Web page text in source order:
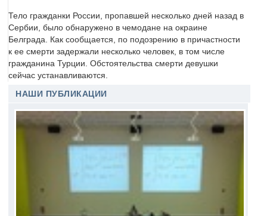
Тело гражданки России, пропавшей несколько дней назад в
Сербии, было обнаружено в чемодане на окраине
Белграда. Как сообщается, по подозрению в причастности
к ее смерти задержали несколько человек, в том числе
гражданина Турции. Обстоятельства смерти девушки
сейчас устанавливаются.
НАШИ ПУБЛИКАЦИИ